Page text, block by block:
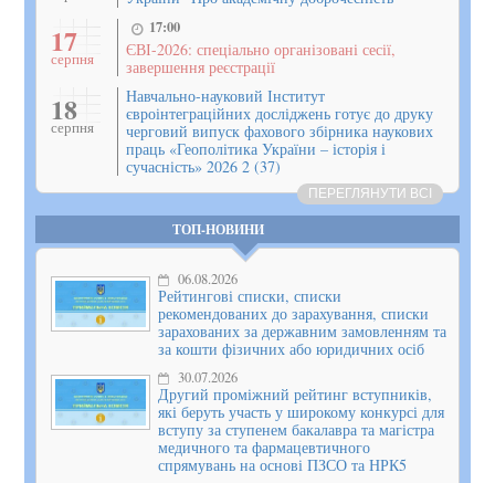
17
серпня
17:00
ЄВІ-2026: спеціально організовані сесії,
завершення реєстрації
18
серпня
Навчально-науковий Інститут
євроінтеграційних досліджень готує до друку
черговий випуск фахового збірника наукових
праць «Геополітика України – історія і
сучасність» 2026 2 (37)
ПЕРЕГЛЯНУТИ ВСІ
ТОП-НОВИНИ
06.08.2026
Рейтингові списки, списки
рекомендованих до зарахування, списки
зарахованих за державним замовленням та
за кошти фізичних або юридичних осіб
30.07.2026
Другий проміжний рейтинг вступників,
які беруть участь у широкому конкурсі для
вступу за ступенем бакалавра та магістра
медичного та фармацевтичного
спрямувань на основі ПЗСО та НРК5